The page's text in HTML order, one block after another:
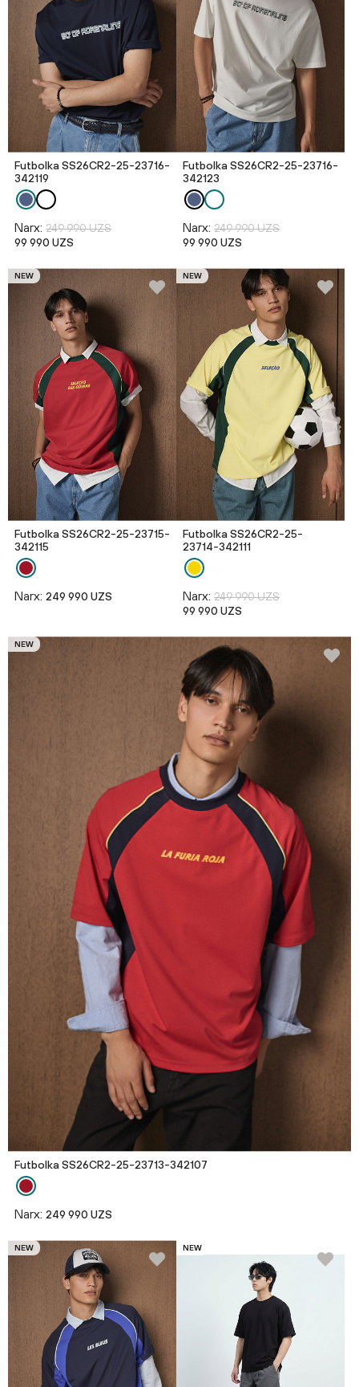
Futbolka SS26CR2-25-23716-
342119
Narx: 249 990 UZS
99 990 UZS
Futbolka SS26CR2-25-23716-
342123
Narx: 249 990 UZS
99 990 UZS
NEW
Futbolka SS26CR2-25-23715-
342115
Narx: 249 990 UZS
NEW
Futbolka SS26CR2-25-
23714-342111
Narx: 249 990 UZS
99 990 UZS
NEW
Futbolka SS26CR2-25-23713-342107
Narx: 249 990 UZS
NEW NEW